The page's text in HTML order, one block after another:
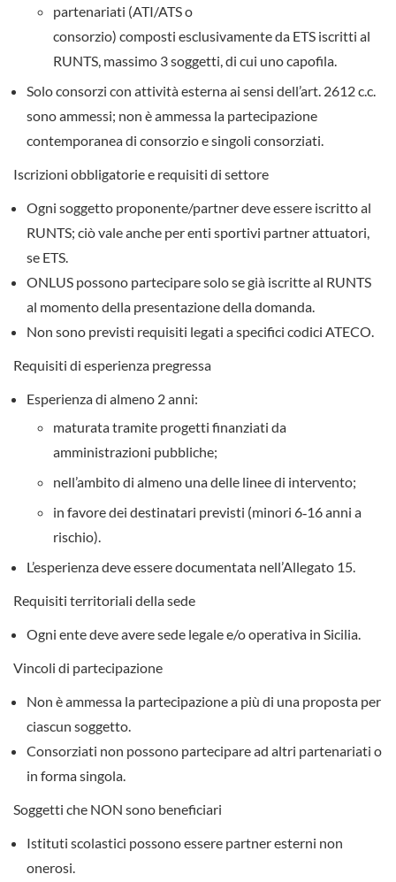
partenariati (ATI/ATS o
consorzio) composti esclusivamente da ETS iscritti al
RUNTS , massimo 3 soggetti, di cui uno capofila.
Solo consorzi con attività esterna ai sensi dell’art. 2612 c.c.
sono ammessi; non è ammessa la partecipazione
contemporanea di consorzio e singoli consorziati.
Iscrizioni obbligatorie e requisiti di settore
Ogni soggetto proponente/partner deve essere iscritto al
RUNTS; ciò vale anche per enti sportivi partner attuatori,
se ETS.
ONLUS possono partecipare solo se già iscritte al RUNTS
al momento della presentazione della domanda.
Non sono previsti requisiti legati a specifici codici ATECO
Requisiti di esperienza pregressa
Esperienza di almeno 2 anni:
maturata tramite progetti finanziati da
amministrazioni pubbliche;
nell’ambito di almeno una delle linee di intervento;
in favore dei destinatari previsti (minori 6‑16 anni a
rischio).
L’esperienza deve essere documentata nell’Allegato 15
Requisiti territoriali della sede
Ogni ente deve avere sede legale e/o operativa in Sicilia.
Vincoli di partecipazione
Non è ammessa la partecipazione a più di una proposta per
ciascun soggetto.
Consorziati non possono partecipare ad altri partenariati o
in forma singola.
Soggetti che NON sono beneficiari
Istituti scolastici possono essere partner esterni non
onerosi.